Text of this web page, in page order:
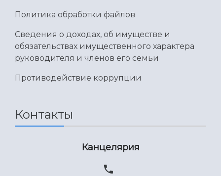
Международный межвузовский кампус
Официальные документы
Политика обработки файлов
Сведения о доходах, об имуществе и
обязательствах имущественного характера
руководителя и членов его семьи
Противодействие коррупции
Контакты
Канцелярия